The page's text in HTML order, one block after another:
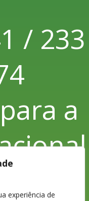
experiência de
/ 233
a